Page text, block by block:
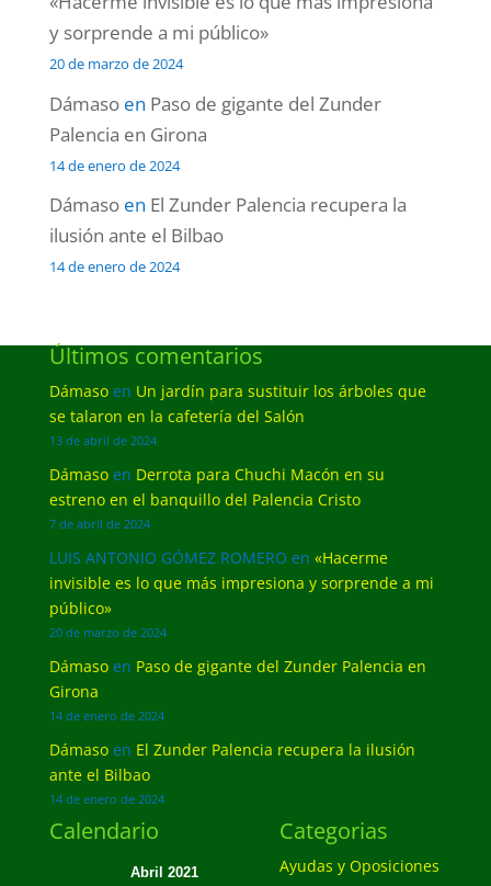
y sorprende a mi público»
20 de marzo de 2024
Dámasoen Paso de gigante del Zunder
Palencia en Girona
14 de enero de 2024
Dámasoen El Zunder Palencia recupera la
ilusión ante el Bilbao
14 de enero de 2024
Últimos comentarios
Dámasoen Un jardín para sustituir los árboles que
se talaron en la cafetería del Salón
13 de abril de 2024
Dámasoen Derrota para Chuchi Macón en su
estreno en el banquillo del Palencia Cristo
7 de abril de 2024
LUIS ANTONIO GÓMEZ ROMERO en «Hacerme
invisible es lo que más impresiona y sorprende a mi
público»
20 de marzo de 2024
Dámasoen Paso de gigante del Zunder Palencia en
Girona
14 de enero de 2024
Dámasoen El Zunder Palencia recupera la ilusión
ante el Bilbao
14 de enero de 2024
Calendario
Abril 2021
Categorias
Ayudas y Oposiciones